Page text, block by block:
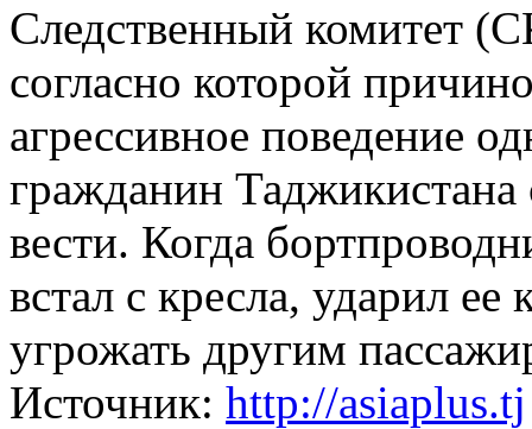
Следственный комитет
согласно которой
агрессивное поведение
гражданин Таджикистана
вести. Когда
встал с кресла, ударил ее
угрожать другим
Источник: http://asiaplus.tj